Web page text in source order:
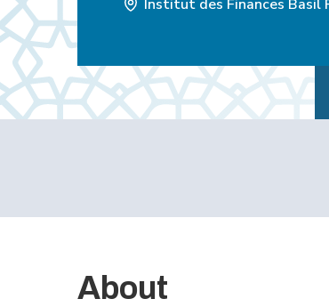
Institut des Finances Basil
About